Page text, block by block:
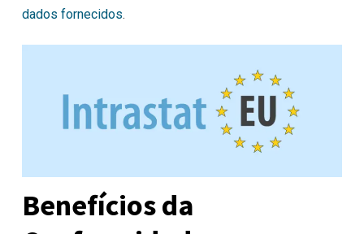
dados fornecidos.
Benefícios da